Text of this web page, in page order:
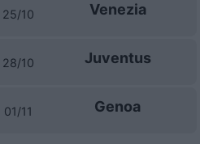
25/10 Venezia
28/10 Juventus
01/11 Genoa